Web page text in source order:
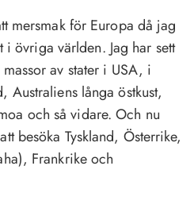
mersmak för Europa då jag
i övriga världen. Jag har sett
av stater i USA, i
Australiens långa östkust,
och så vidare. Och nu
besöka Tyskland, Österrike,
Frankrike och